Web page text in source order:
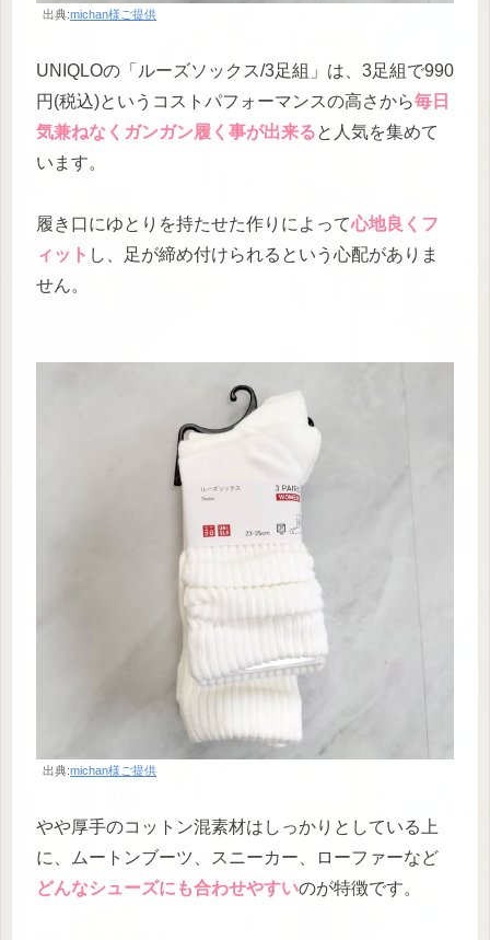
出典:michan様ご提供
UNIQLOの「ルーズソックス/3足組」は、3足組で990
円(税込)というコストパフォーマンスの高さから毎日
気兼ねなくガンガン履く事が出来ると人気を集めて
います。
履き口にゆとりを持たせた作りによって心地良くフ
ィット し、足が締め付けられるという心配がありま
せん。
出典:michan様ご提供
やや厚手のコットン混素材はしっかりとしている上
に、ムートンブーツ、スニーカー、ローファーなど
どんなシューズにも合わせやすいのが特徴です。